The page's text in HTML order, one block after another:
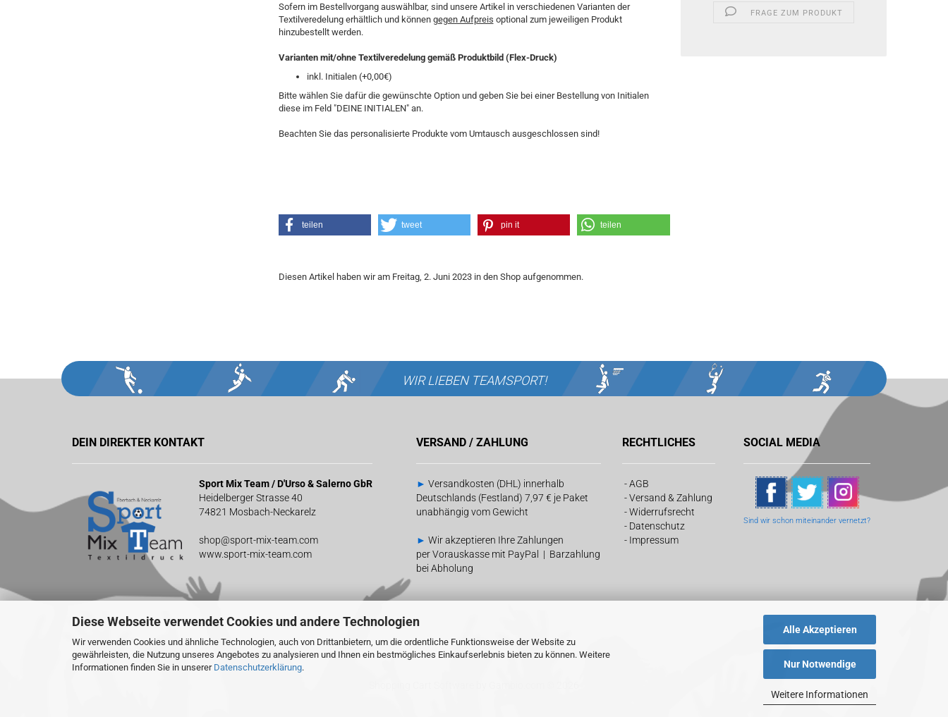
Diese Webseite verwendet Cookies und andere Technologien
Wir verwenden Cookies und ähnliche Technologien, auch von Drittanbietern, um die ordentliche Funktionsweise der Website zu
gewährleisten, die Nutzung unseres Angebotes zu analysieren und Ihnen ein bestmögliches Einkaufserlebnis bieten zu können. Weitere
Informationen finden Sie in unserer Datenschutzerklärung.
Alle Akzeptieren
Nur Notwendige
Weitere Informationen
FRAGE ZUM PRODUKT
Sofern im Bestellvorgang auswählbar, sind unsere Artikel in verschiedenen Varianten der
Textilveredelung erhältlich und können gegen Aufpreis optional zum jeweiligen Produkt
hinzubestellt werden.
Varianten mit/ohne Textilveredelung gemäß Produktbild (Flex-Druck)
inkl. Initialen (+0,00€)
Bitte wählen Sie dafür die gewünschte Option und geben Sie bei einer Bestellung von Initialen
diese im Feld "DEINE INITIALEN" an.
Beachten Sie das personalisierte Produkte vom Umtausch ausgeschlossen sind!
teilen tweet pin it teilen
Diesen Artikel haben wir am Freitag, 2. Juni 2023 in den Shop aufgenommen.
WIR LIEBEN TEAMSPORT!
DEIN DIREKTER KONTAKT
Sport Mix Team / D'Urso & Salerno GbR
Heidelberger Strasse 40
74821 Mosbach-Neckarelz
shop@sport-mix-team.com
www.sport-mix-team.com
VERSAND / ZAHLUNG
► Versandkosten (DHL) innerhalb
Deutschlands (Festland) 7,97 € je Paket
unabhängig vom Gewicht
► Wir akzeptieren Ihre Zahlungen
per Vorauskasse mit PayPal | Barzahlung
bei Abholung
RECHTLICHES
-AGB
-Versand & Zahlung
-Widerrufsrecht
- Datenschutz
- Impressum
SOCIAL MEDIA
Sind wir schon miteinander vernetzt?